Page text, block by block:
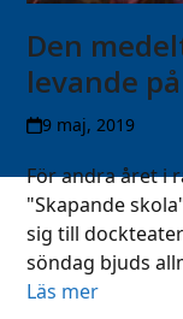
Den
levande
9 maj, 2019
För andra året i
"Skapande
sig till
söndag bjuds
Läs mer